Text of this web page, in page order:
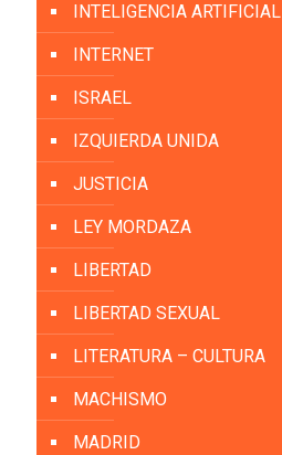
INTELIGENCIA ARTIFICIAL
INTERNET
ISRAEL
IZQUIERDA UNIDA
JUSTICIA
LEY MORDAZA
LIBERTAD
LIBERTAD SEXUAL
LITERATURA – CULTURA
MACHISMO
MADRID